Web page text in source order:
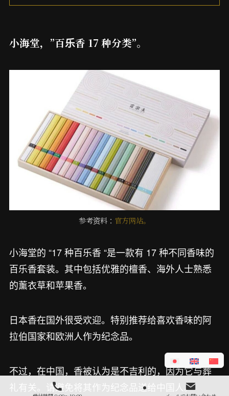
小海堂，”百乐香 17 种分类”。
参考资料： 官方网站。
小海堂的 “17 种百乐香 “是一款有 17 种不同香味的
百乐香套装。其中包括优雅的檀香、海外人士熟悉
的薰衣草和苹果香。
日本香在国外很受欢迎。特别推荐给喜欢香味的阿
拉伯国家和欧洲人作为纪念品。
不过，在中国，香被认为是不吉利的，因为它与葬
礼有关。请避免将其作为纪念品送给中国人。